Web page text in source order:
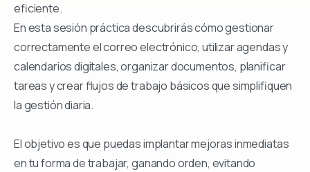
eficiente.
En esta sesión práctica descubrirás cómo gestionar
correctamente el correo electrónico, utilizar agendas y
calendarios digitales, organizar documentos, planificar
tareas y crear flujos de trabajo básicos que simplifiquen
la gestión diaria.
El objetivo es que puedas implantar mejoras inmediatas
en tu forma de trabajar, ganando orden, evitando